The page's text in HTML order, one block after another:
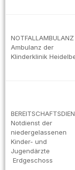
NOTFALLAMBULANZ
Ambulanz der
Klinderklinik
Notdienst der
niedergelassenen
Kinder- und
Jugendärzte
Erdgeschoss